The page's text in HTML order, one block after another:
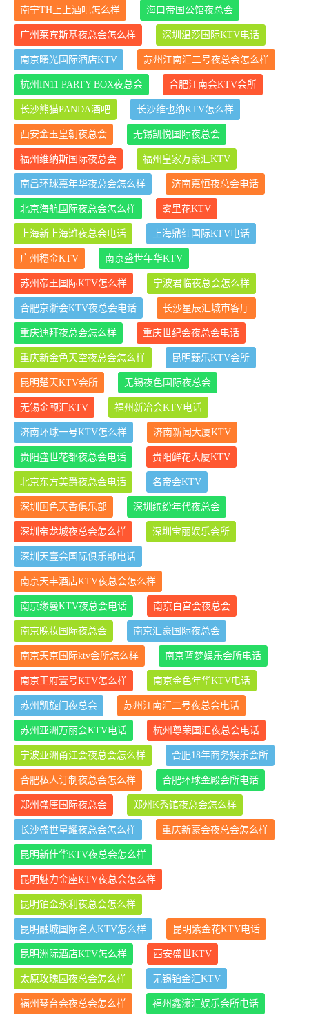
南宁TH上上酒吧怎么样 海口帝国公馆夜总会
广州莱宾斯基夜总会怎么样 深圳温莎国际KTV电话
南京曙光国际酒店KTV 苏州江南汇二号夜总会怎么样
杭州IN11 PARTY BOX夜总会 合肥江南会KTV会所
长沙熊猫PANDA酒吧 长沙维也纳KTV怎么样
西安金玉皇朝夜总会 无锡凯悦国际夜总会
福州维纳斯国际夜总会 福州皇家万豪汇KTV
南昌环球嘉年华夜总会怎么样 济南嘉恒夜总会电话
北京海航国际夜总会怎么样 雾里花KTV
上海新上海滩夜总会电话 上海鼎红国际KTV电话
广州穗金KTV 南京盛世年华KTV
苏州帝王国际KTV怎么样 宁波君临夜总会怎么样
合肥京浙会KTV夜总会电话 长沙星辰汇城市客厅
重庆迪拜夜总会怎么样 重庆世纪会夜总会电话
重庆新金色天空夜总会怎么样 昆明臻乐KTV会所
昆明楚天KTV会所 无锡夜色国际夜总会
无锡金颐汇KTV 福州新冶会KTV电话
济南环球一号KTV怎么样 济南新闻大厦KTV
贵阳盛世花都夜总会电话 贵阳鲜花大厦KTV
北京东方美爵夜总会电话 名帝会KTV
深圳国色天香俱乐部 深圳缤纷年代夜总会
深圳帝龙城夜总会怎么样 深圳宝丽娱乐会所
深圳天壹会国际俱乐部电话
南京天丰酒店KTV夜总会怎么样
南京缘曼KTV夜总会电话 南京白宫会夜总会
南京晚妆国际夜总会 南京汇豪国际夜总会
南京天京国际ktv会所怎么样 南京蓝梦娱乐会所电话
南京王府壹号KTV怎么样 南京金色年华KTV电话
苏州凯旋门夜总会 苏州江南汇二号夜总会电话
苏州亚洲万丽会KTV电话 杭州尊荣国汇夜总会电话
宁波亚洲甬江会夜总会怎么样 合肥18年商务娱乐会所
合肥私人订制夜总会怎么样 合肥环球金殿会所电话
郑州盛唐国际夜总会 郑州K秀馆夜总会怎么样
长沙盛世星耀夜总会怎么样 重庆新豪会夜总会怎么样
昆明新佳华KTV夜总会怎么样
昆明魅力金座KTV夜总会怎么样
昆明铂金永利夜总会怎么样
昆明融城国际名人KTV怎么样 昆明紫金花KTV电话
昆明洲际酒店KTV怎么样 西安盛世KTV
太原玫瑰园夜总会怎么样 无锡铂金汇KTV
福州琴台会夜总会怎么样 福州鑫濠汇娱乐会所电话